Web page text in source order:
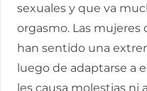
sexuales y que va
orgasmo. Las
han sentido una
luego de adaptarse a
les causa molestias ni